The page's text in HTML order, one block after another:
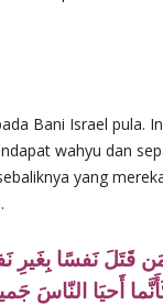
Bani Israel pula.
wahyu dan
yang
قَتَلَ نَفسًا
أَحيَا النّاسَ